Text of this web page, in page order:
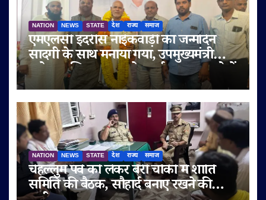
NATION NEWS STATE देश राज्य समाज
एमएलसी इदरीस नाईकवाड़ी का जन्मदिन
सादगी के साथ मनाया गया, उपमुख्यमंत्री
सुनेत्रा अजित पवार समेत कई गणमान्य लोगों
ने दी शुभकामनाएं
NATION NEWS STATE देश राज्य समाज
चेहल्लुम पर्व को लेकर बेरी चौकी में शांति
समिति की बैठक, सौहार्द बनाए रखने की